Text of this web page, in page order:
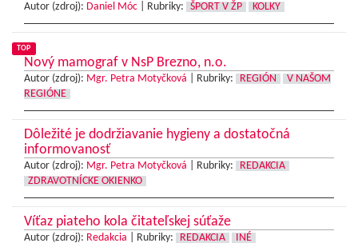
Autor (zdroj): Daniel Móc Rubriky: ŠPORT V ŽP KOLKY
TOP
Nový mamograf v NsP Brezno, n.o.
Autor (zdroj): Mgr. Petra Motyčková Rubriky: REGIÓN
V NAŠOM
REGIÓNE
Dôležité je dodržiavanie hygieny a dostatočná
informovanosť
Autor (zdroj): Mgr. Petra Motyčková Rubriky:
REDAKCIA
ZDRAVOTNÍCKE OKIENKO
Víťaz piateho kola čitateľskej súťaže
Autor (zdroj): Redakcia Rubriky: REDAKCIA INÉ